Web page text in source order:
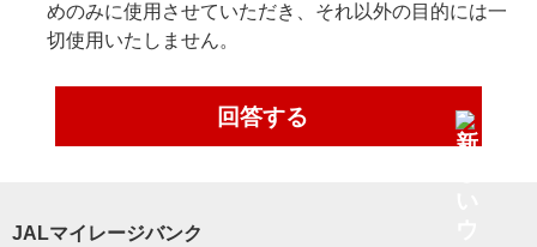
めのみに使用させていただき、それ以外の目的には一
切使用いたしません。
回答する
JALマイレージバンク